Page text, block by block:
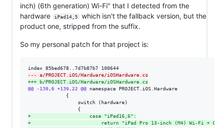
inch) (6th generation) Wi-Fi" that I detected from the
hardware
iPad14,5
which isn't the fallback version, but the
product one, stripped from the suffix.
So my personal patch for that project is:
--- a/PROJECT.iOS/Hardware/iOSHardware.cs
+++ b/PROJECT.iOS/Hardware/iOSHardware.cs
@@ -139,6 +139,22 @@ namespace PROJECT.iOS.Hardware
             {
                 switch (hardware)
+
                    case "iPad16,6":
+
return "iPad Pro 13-inch (M4) Wi-Fi +